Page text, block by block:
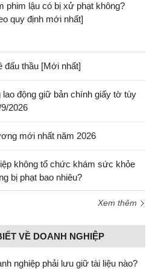
phim lậu có bị xử phạt không?
quy định mới nhất]
đấu thầu [Mới nhất]
động giữ bản chính giấy tờ tùy
2026
mới nhất năm 2026
không tổ chức khám sức khỏe
bị phạt bao nhiêu?
Xem thêm
VỀ DOANH NGHIỆP
nghiệp phải lưu giữ tài liệu nào?